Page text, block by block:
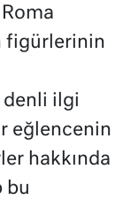
figürlerinin
denli ilgi
eğlencenin
hakkında
bu